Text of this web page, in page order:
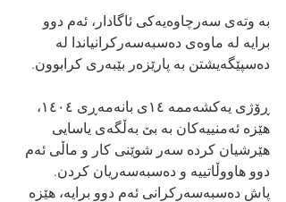
بە وتەی سەرچاوەیەکی ئاگادار، ئەم دوو
برایە لە ماوەی دەسبەسەرکرانیاندا لە
دەسپێگەیشتن بە پارێزەر بێبەری کرابوون.
ڕۆژی یەکشەممە ١٤ی بانەمەڕی ١٤٠٤،
هێزە ئەمنییەکان بە بێ بەڵگەی یاسایی
هێرشیان کردە سەر شوێنی کار و ماڵی ئەم
دوو هاووڵاتییە و دەسبەسەریان کردن.
پاش دەسبەسەرکرانی ئەم دوو برایە، هێزە